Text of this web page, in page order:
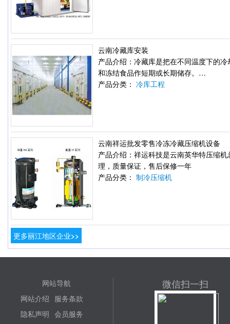
云南冷藏库安装
产品介绍：冷藏库是把在不同温度下的冷
和冻结食品作短期或长期储存。…
产品分类： 冷库工程
云南祥运批发零售冷冻冷藏压缩机设备
产品介绍：祥运科技是云南英华特压缩机
理，质量保证，售后保修一年
产品分类： 制冷压缩机
更多丽江地区企业>>
网站导航
网站介绍 服务条款
隐私声明 会员服务
微信扫一扫